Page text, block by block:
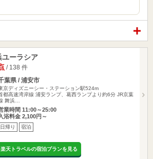
ユーラシア
/ 138 件
葉県 / 浦安市
京ディズニーシー・ステーション駅524m
都高速湾岸線 浦安ランプ、葛西ランプより約6分 JR京葉
舞浜…
業時間 11:00～25:00
浴料金 2,100円～
日帰り 宿泊
楽天トラベルの宿泊プランを見る